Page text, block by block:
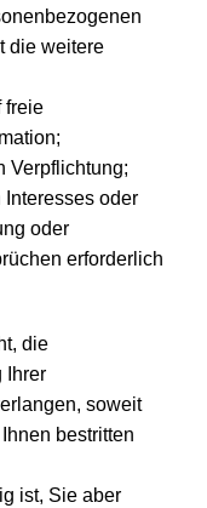
die weitere
freie
Verpflichtung;
oder
oder
erforderlich
die
Ihrer
soweit
bestritten
ist, Sie aber